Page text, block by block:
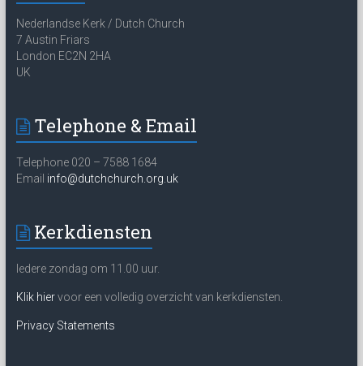
Nederlandse Kerk / Dutch Church
7 Austin Friars
London EC2N 2HA
UK
Telephone & Email
Telephone 020 – 7588 1684
Email info@dutchchurch.org.uk
Kerkdiensten
Iedere zondag om 11.00 uur.
Klik hiervoor een volledig overzicht van kerkdiensten.
Privacy Statements